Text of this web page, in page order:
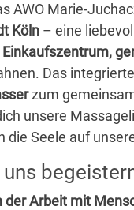
AWO Marie-
Köln – eine
Das
zum
unsere
die Seele auf
der Arbeit mit